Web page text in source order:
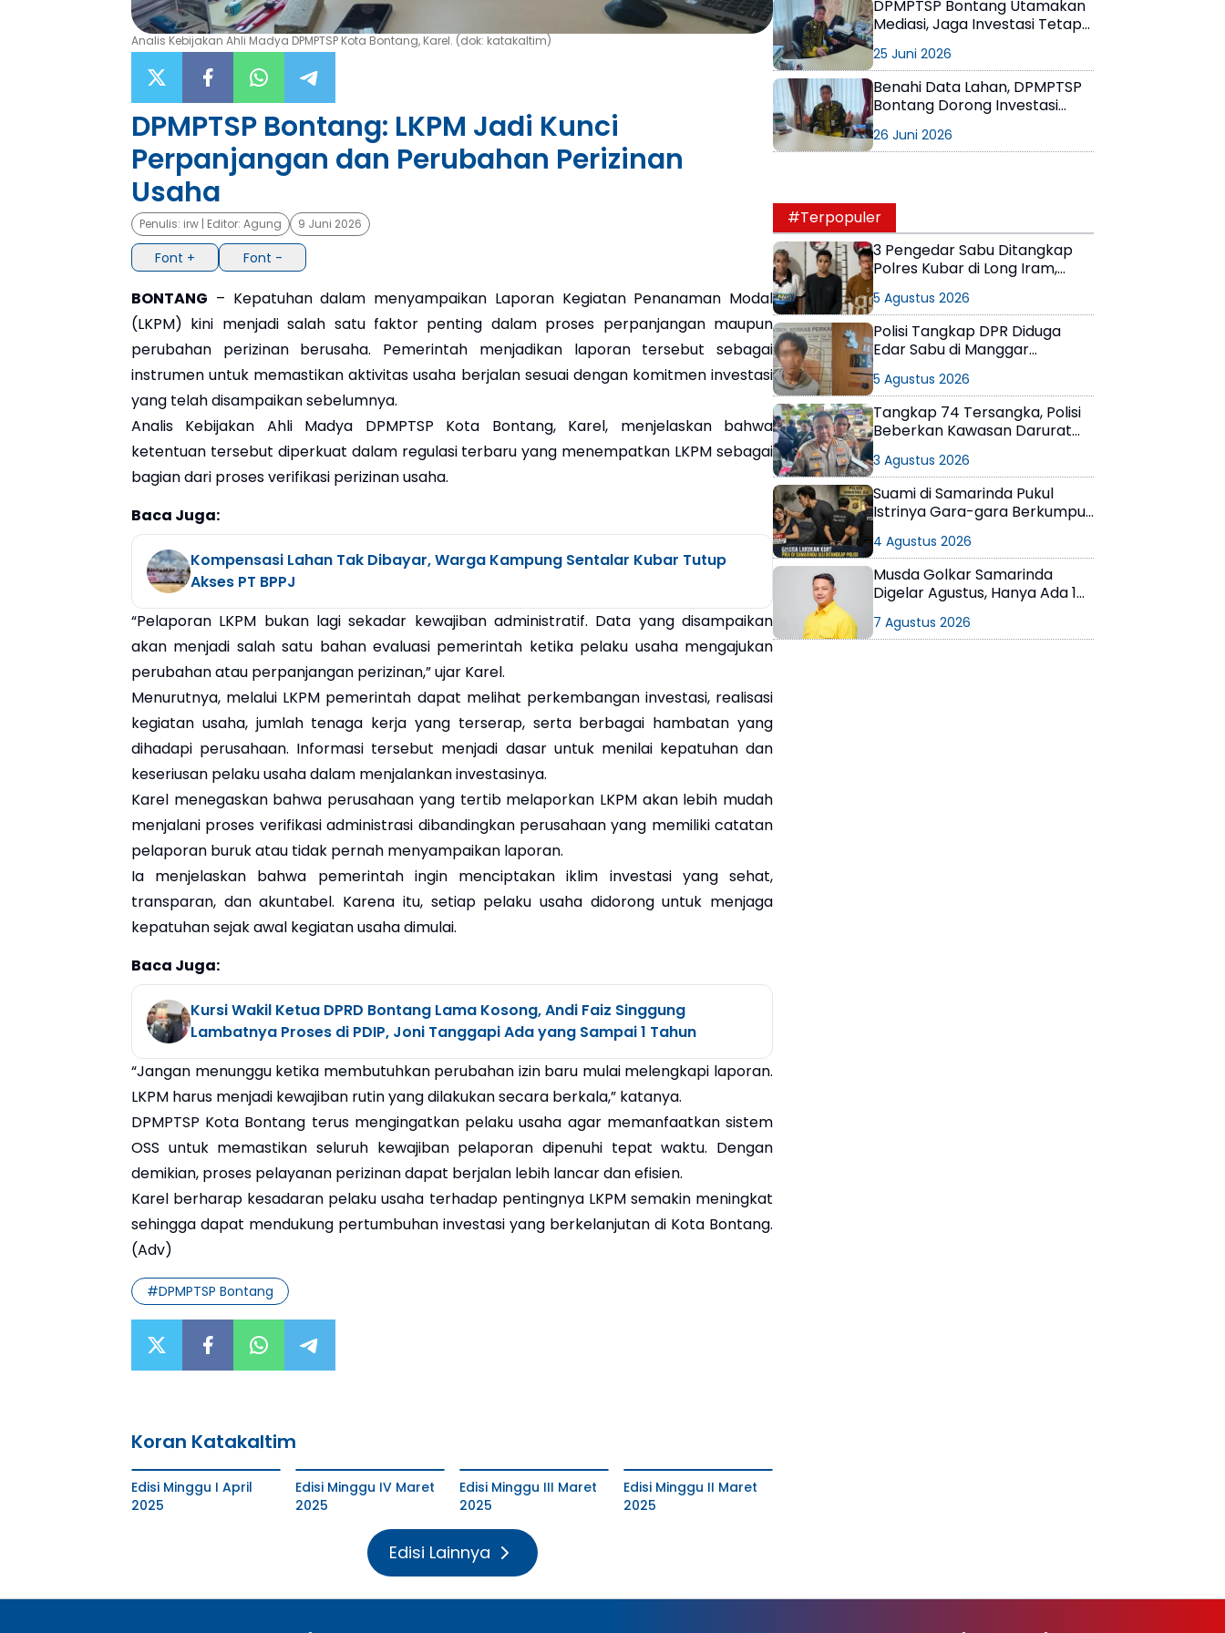
Analis Kebijakan Ahli Madya DPMPTSP Kota Bontang, Karel. (dok: katakaltim)
DPMPTSP Bontang: LKPM Jadi Kunci
Perpanjangan dan Perubahan Perizinan
Usaha
Penulis: irw | Editor: Agung 9 Juni 2026
Font + Font -
BONTANG – Kepatuhan dalam menyampaikan Laporan Kegiatan Penanaman Modal
(LKPM) kini menjadi salah satu faktor penting dalam proses perpanjangan maupun
perubahan perizinan berusaha. Pemerintah menjadikan laporan tersebut sebagai
instrumen untuk memastikan aktivitas usaha berjalan sesuai dengan komitmen investasi
yang telah disampaikan sebelumnya.
Analis Kebijakan Ahli Madya DPMPTSP Kota Bontang, Karel, menjelaskan bahwa
ketentuan tersebut diperkuat dalam regulasi terbaru yang menempatkan LKPM sebagai
bagian dari proses verifikasi perizinan usaha.
Baca Juga:
Kompensasi Lahan Tak Dibayar, Warga Kampung Sentalar Kubar Tutup
Akses PT BPPJ
“Pelaporan LKPM bukan lagi sekadar kewajiban administratif. Data yang disampaikan
akan menjadi salah satu bahan evaluasi pemerintah ketika pelaku usaha mengajukan
perubahan atau perpanjangan perizinan,” ujar Karel.
Menurutnya, melalui LKPM pemerintah dapat melihat perkembangan investasi, realisasi
kegiatan usaha, jumlah tenaga kerja yang terserap, serta berbagai hambatan yang
dihadapi perusahaan. Informasi tersebut menjadi dasar untuk menilai kepatuhan dan
keseriusan pelaku usaha dalam menjalankan investasinya.
Karel menegaskan bahwa perusahaan yang tertib melaporkan LKPM akan lebih mudah
menjalani proses verifikasi administrasi dibandingkan perusahaan yang memiliki catatan
pelaporan buruk atau tidak pernah menyampaikan laporan.
Ia menjelaskan bahwa pemerintah ingin menciptakan iklim investasi yang sehat,
transparan, dan akuntabel. Karena itu, setiap pelaku usaha didorong untuk menjaga
kepatuhan sejak awal kegiatan usaha dimulai.
Baca Juga:
Kursi Wakil Ketua DPRD Bontang Lama Kosong, Andi Faiz Singgung
Lambatnya Proses di PDIP, Joni Tanggapi Ada yang Sampai 1 Tahun
“Jangan menunggu ketika membutuhkan perubahan izin baru mulai melengkapi laporan.
LKPM harus menjadi kewajiban rutin yang dilakukan secara berkala,” katanya.
DPMPTSP Kota Bontang terus mengingatkan pelaku usaha agar memanfaatkan sistem
OSS untuk memastikan seluruh kewajiban pelaporan dipenuhi tepat waktu. Dengan
demikian, proses pelayanan perizinan dapat berjalan lebih lancar dan efisien.
Karel berharap kesadaran pelaku usaha terhadap pentingnya LKPM semakin meningkat
sehingga dapat mendukung pertumbuhan investasi yang berkelanjutan di Kota Bontang.
(Adv)
#DPMPTSP Bontang
Koran Katakaltim
Edisi Minggu I April
2025
Edisi Minggu IV Maret
2025
Edisi Minggu III Maret
2025
Edisi Minggu II Maret
2025
Edisi Lainnya
DPMPTSP Bontang Utamakan
Mediasi, Jaga Investasi Tetap
25 Juni 2026
Benahi Data Lahan, DPMPTSP
Bontang Dorong Investasi
26 Juni 2026
#Terpopuler
3 Pengedar Sabu Ditangkap
Polres Kubar di Long Iram,
5 Agustus 2026
Polisi Tangkap DPR Diduga
Edar Sabu di Manggar
5 Agustus 2026
Tangkap 74 Tersangka, Polisi
Beberkan Kawasan Darurat
3 Agustus 2026
Suami di Samarinda Pukul
Istrinya Gara-gara Berkumpul
4 Agustus 2026
Musda Golkar Samarinda
Digelar Agustus, Hanya Ada 1
7 Agustus 2026